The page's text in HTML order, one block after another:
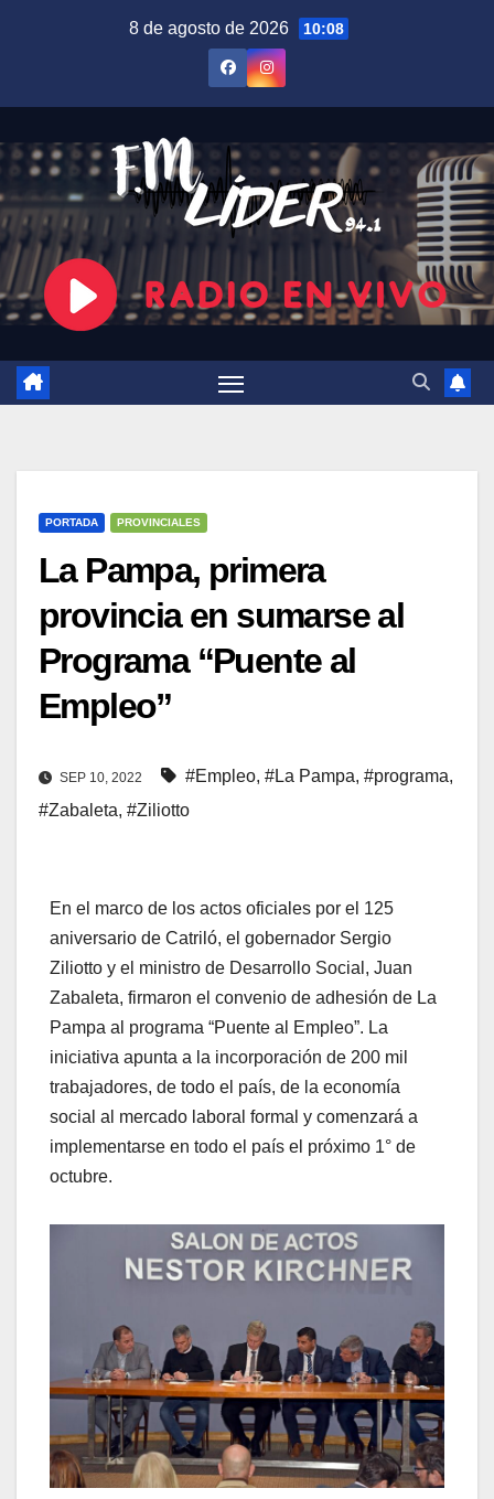
8 de agosto de 2026 10:08
PORTADA PROVINCIALES
La Pampa, primera
provincia en sumarse al
Programa “Puente al
Empleo”
SEP 10, 2022 #Empleo, #La Pampa, #programa,
#Zabaleta, #Ziliotto
En el marco de los actos oficiales por el 125
aniversario de Catriló, el gobernador Sergio
Ziliotto y el ministro de Desarrollo Social, Juan
Zabaleta, firmaron el convenio de adhesión de La
Pampa al programa “Puente al Empleo”. La
iniciativa apunta a la incorporación de 200 mil
trabajadores, de todo el país, de la economía
social al mercado laboral formal y comenzará a
implementarse en todo el país el próximo 1° de
octubre.